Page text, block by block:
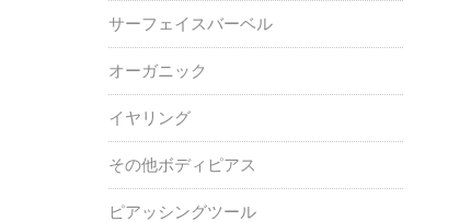
サーフェイスバーベル
オーガニック
イヤリング
その他ボディピアス
ピアッシングツール